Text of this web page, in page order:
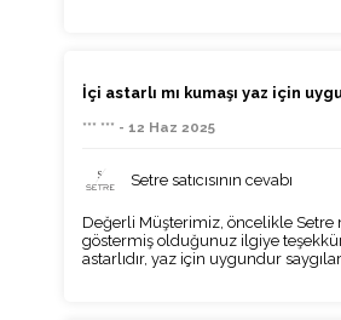
İçi astarlı mı kumaşı yaz için
*** *** - 12 Haz 2025
Setre satıcısının cevabı
Değerli Müşterimiz, öncelikle Setre
göstermiş olduğunuz ilgiye
astarlıdır, yaz için uygundur